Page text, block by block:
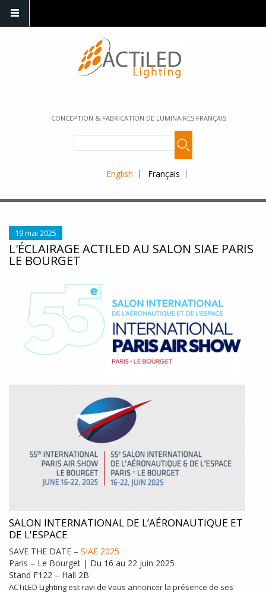
CONCEPTION & FABRICATION DE LUMINAIRES FRANÇAIS
English Français
19 mai 2025
L'ÉCLAIRAGE ACTILED AU SALON SIAE PARIS
LE BOURGET
SALON INTERNATIONAL DE L’AÉRONAUTIQUE ET
DE L'ESPACE
SAVE THE DATE – SIAE 2025
Paris – Le Bourget | Du 16 au 22 juin 2025
Stand F122 – Hall 2B
ACTiLED Lighting est ravi de vous annoncer la présence de ses